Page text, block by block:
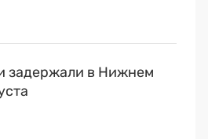
задержали в Нижнем